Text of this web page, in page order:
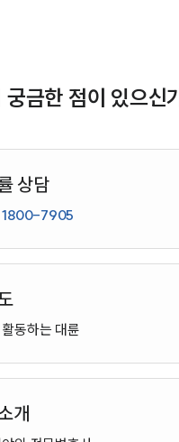
궁금한 점이 있으신
상담
1800-7905
동하는 대륜
개